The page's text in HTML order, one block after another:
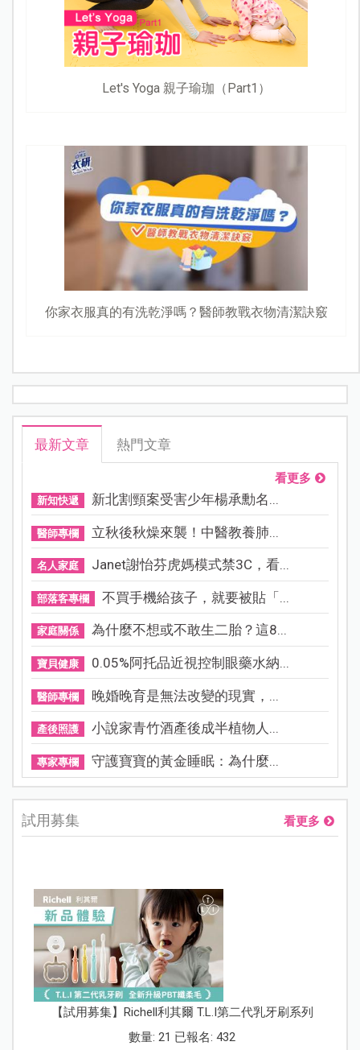
Let's Yoga 親子瑜珈（Part1）
你家衣服真的有洗乾淨嗎？醫師教戰衣物清潔訣竅
最新文章 熱門文章
看更多
新知快遞 新北割頸案受害少年楊承勳名...
醫師專欄 立秋後秋燥來襲！中醫教養肺...
名人家庭 Janet謝怡芬虎媽模式禁3C，看...
部落客專欄 不買手機給孩子，就要被貼「...
家庭關係 為什麼不想或不敢生二胎？這8...
寶貝健康 0.05%阿托品近視控制眼藥水納...
醫師專欄 晚婚晚育是無法改變的現實，...
產後照護 小說家青竹酒產後成半植物人...
專家專欄 守護寶寶的黃金睡眠：為什麼...
試用募集 看更多
【試用募集】Richell利其爾 T.L.I第二代乳牙刷系列
數量: 21 已報名: 432